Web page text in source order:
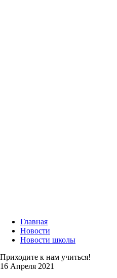
Главная
Новости
Новости школы
Приходите к нам учиться!
16 Апреля 2021